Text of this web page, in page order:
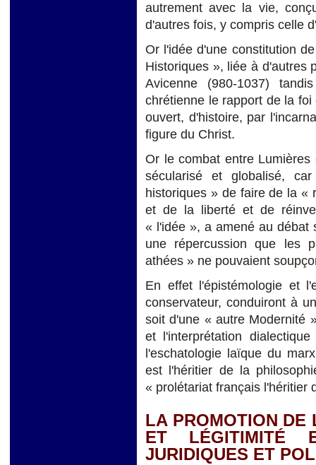
autrement avec la vie,
d'autres fois, y compris celle
Or l'idée d'une constitution
Historiques », liée à d'autres
Avicenne (980-1037)
chrétienne le rapport de la
ouvert, d'histoire, par
figure du Christ.
Or le combat entre
sécularisé et globalisé,
historiques » de faire de la «
et de la liberté et de
« l'idée », a amené au débat
une répercussion que les
athées » ne pouvaient
En effet l'épistémologie et
conservateur, conduiront à
soit d'une « autre Modernité
et l'interprétation
l'eschatologie laïque du
est l'héritier de la
« prolétariat français l'héritier
LA PROMOTION DE
ET LÉGITIMITÉ
JURIDIQUES ET